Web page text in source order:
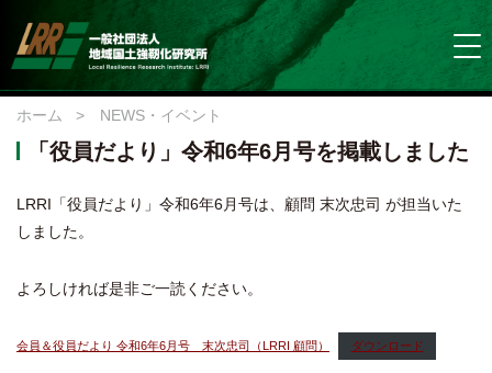
ホーム > NEWS・イベント
「役員だより」令和6年6月号を掲載しました
LRRI「役員だより」令和6年6月号は、顧問 末次忠司 が担当いた
しました。
よろしければ是非ご一読ください。
会員＆役員だより 令和6年6月号 末次忠司（LRRI 顧問） ダウンロード